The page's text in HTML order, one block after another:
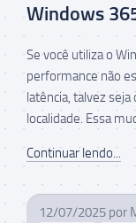
Windows
Se você utiliza o
performance não
latência, talvez
localidade. Essa
Continuar lendo...
12/07/2025 por